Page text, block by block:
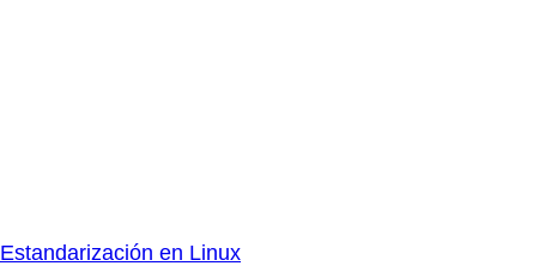
Estandarización en Linux